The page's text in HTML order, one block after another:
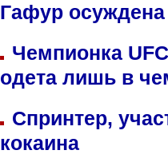
Гафур осуждена
Чемпионка
одета лишь в
Спринтер,
кокаина